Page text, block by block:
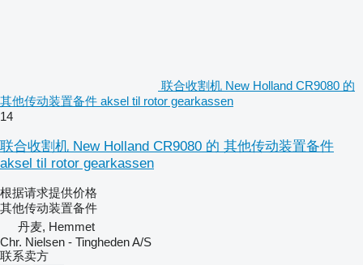
联合收割机 New Holland CR9080 的
其他传动装置备件 aksel til rotor gearkassen
14
联合收割机 New Holland CR9080 的 其他传动装置备件
aksel til rotor gearkassen
根据请求提供价格
其他传动装置备件
丹麦, Hemmet
Chr. Nielsen - Tingheden A/S
联系卖方